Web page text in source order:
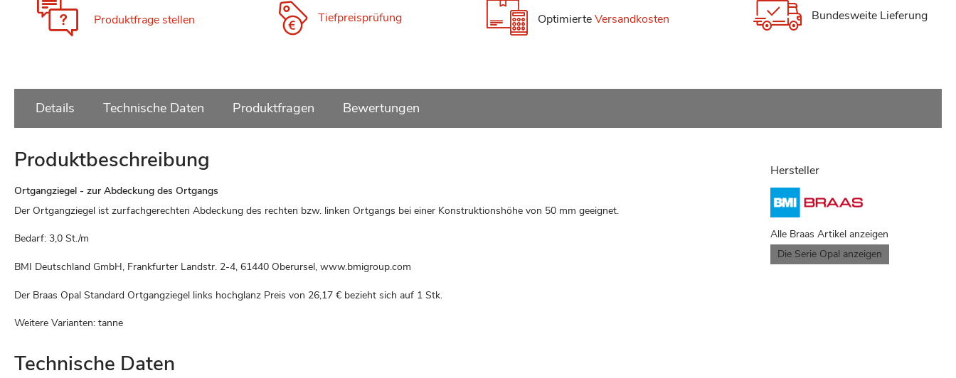
Produktfrage stellen Tiefpreisprüfung OptimierteVersandkosten Bundesweite Lieferung
Details Technische Daten Produktfragen Bewertungen
Hersteller
Alle Braas Artikel anzeigen
Die Serie Opal anzeigen
Produktbeschreibung
Ortgangziegel - zur Abdeckung des Ortgangs
Der Ortgangziegel ist zurfachgerechten Abdeckung des rechten bzw. linken Ortgangs bei einer Konstruktionshöhe von 50 mm geeignet.
Bedarf: 3,0 St./m
BMI Deutschland GmbH, Frankfurter Landstr. 2-4, 61440 Oberursel, www.bmigroup.com
Der Braas Opal Standard Ortgangziegel links hochglanz Preis von 26,17 € bezieht sich auf 1 Stk.
Weitere Varianten: tanne
Technische Daten